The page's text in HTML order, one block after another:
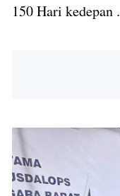
150 Hari kedepan .